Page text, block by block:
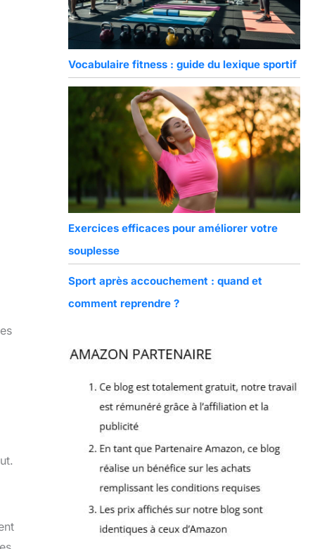
Vocabulaire fitness : guide du lexique sportif
Exercices efficaces pour améliorer votre
souplesse
Sport après accouchement : quand et
comment reprendre ?